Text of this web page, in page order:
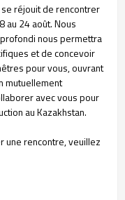
réjouit de rencontrer
au 24 août. Nous
nous permettra
et de concevoir
pour vous, ouvrant
mutuellement
avec vous pour
au Kazakhstan.
une rencontre, veuillez